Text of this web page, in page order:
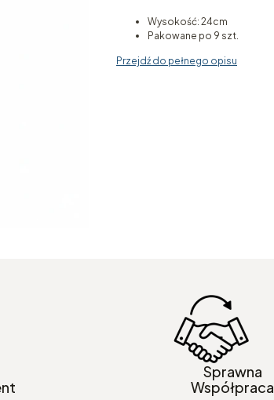
Wysokość: 24cm
Pakowane po 9 szt.
Przejdź do pełnego opisu
Sprawna
Współpraca